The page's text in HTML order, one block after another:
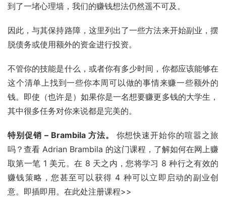
到了一堵心理墙，我们的赚钱想法仍然遥不可及。
因此，与其保持路障，这里列出了一些方法来开始副业，摆
脱债务或使用额外的资金进行投资。
不管你的技能是什么，或者你有多少时间，你都应该能够在
这个清单上找到一些你本周可以做的事情来赚一些额外的
钱。即使（也许是）如果你是一名想要赚更多钱的大学生，
其中很多任务对你来说都是完美的。
特别促销 – Brambila 方法。 你想快速开始你的喧嚣之旅
吗？查看 Adrian Brambila 的这门课程，了解如何在网上赚
取第一笔 1 美元。在 8 天之内，您将学习 8 种行之有效的
赚钱策略，您甚至可以获得 4 种可以立即启动的副业创
意。即插即用。在此处注册课程>>